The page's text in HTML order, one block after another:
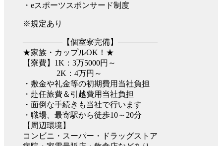
・eスポーツスポンサード制度
※規定あり
―――――【個室寮完備】―――――
★家族・カップルOK！★
【寮費】1K：3万5000円～
2K：4万円～
・敷金や礼金等の初期費用当社負担
・赴任旅費＆引越費用当社負担
・面倒な手続きも当社で行います
・職場、最寄駅から徒歩10～20分
【周辺環境】
コンビニ・スーパー・ドラッグストア